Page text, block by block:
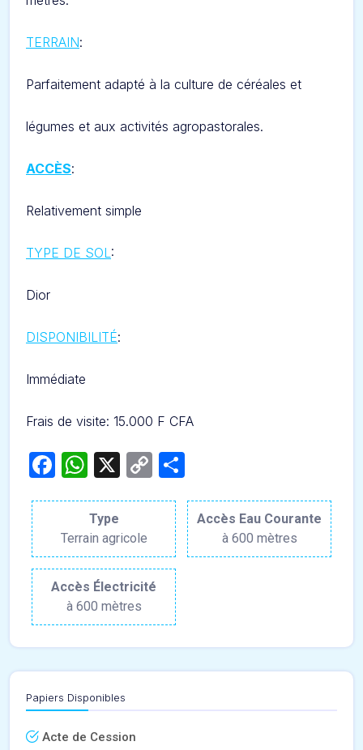
TERRAIN:
Parfaitement adapté à la culture de céréales et
légumes et aux activités agropastorales.
ACCÈS:
Relativement simple
TYPE DE SOL:
Dior
DISPONIBILITÉ:
Immédiate
Frais de visite: 15.000 F CFA
Facebook
WhatsApp
X
Copy
Type
Terrain agricole
Accès Eau Courante
à 600 mètres
Accès Électricité
à 600 mètres
Papiers Disponibles
Acte de Cession